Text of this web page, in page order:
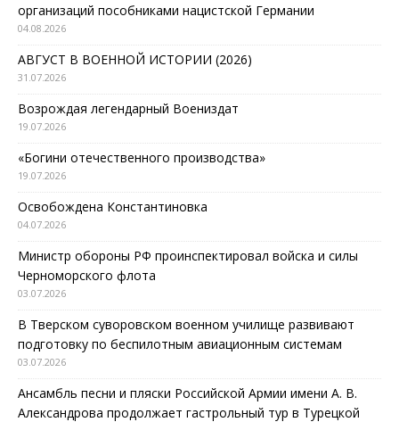
организаций пособниками нацистской Германии
04.08.2026
АВГУСТ В ВОЕННОЙ ИСТОРИИ (2026)
31.07.2026
Возрождая легендарный Воениздат
19.07.2026
«Богини отечественного производства»
19.07.2026
Освобождена Константиновка
04.07.2026
Министр обороны РФ проинспектировал войска и силы
Черноморского флота
03.07.2026
В Тверском суворовском военном училище развивают
подготовку по беспилотным авиационным системам
03.07.2026
Ансамбль песни и пляски Российской Армии имени А. В.
Александрова продолжает гастрольный тур в Турецкой